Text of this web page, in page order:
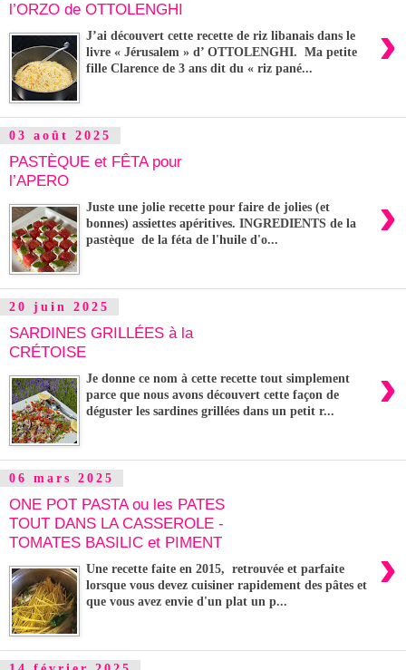
l’ORZO de OTTOLENGHI
›
J’ai découvert cette recette de riz libanais dans le
livre « Jérusalem » d’ OTTOLENGHI. Ma petite
fille Clarence de 3 ans dit du « riz pané...
03 août 2025
PASTÈQUE et FÊTA pour
l’APERO
›
Juste une jolie recette pour faire de jolies (et
bonnes) assiettes apéritives. INGREDIENTS de la
pastèque de la féta de l'huile d'o...
20 juin 2025
SARDINES GRILLÉES à la
CRÉTOISE
›
Je donne ce nom à cette recette tout simplement
parce que nous avons découvert cette façon de
déguster les sardines grillées dans un petit r...
06 mars 2025
ONE POT PASTA ou les PATES
TOUT DANS LA CASSEROLE -
TOMATES BASILIC et PIMENT
›
Une recette faite en 2015, retrouvée et parfaite
lorsque vous devez cuisiner rapidement des pâtes et
que vous avez envie d'un plat un p...